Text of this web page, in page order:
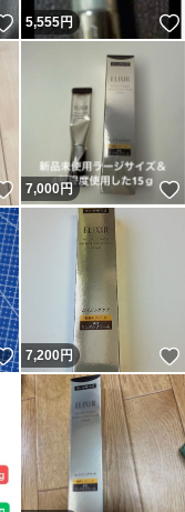
いいね！
5,555円
いいね！
7,000円
いいね！
7,200円